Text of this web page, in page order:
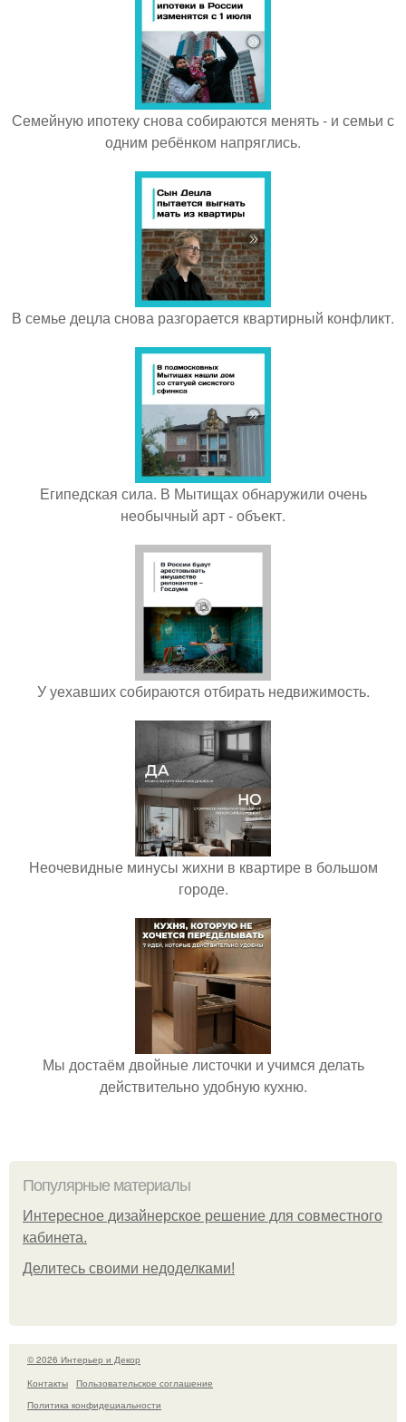
Семейную ипотеку снова собираются менять - и семьи с
одним ребёнком напряглись.
В семье децла снова разгорается квартирный конфликт.
Египедская сила. В Мытищах обнаружили очень
необычный арт - объект.
У уехавших собираются отбирать недвижимость.
Неочевидные минусы жихни в квартире в большом
городе.
Мы достаём двойные листочки и учимся делать
действительно удобную кухню.
Популярные материалы
Интересное дизайнерское решение для совместного
кабинета.
Делитесь своими недоделками!
© 2026 Интерьер и Декор
Контакты
Пользовательское соглашение
Политика конфидециальности